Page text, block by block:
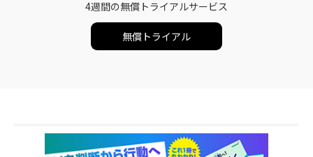
4週間の無償トライアルサービス
無償トライアル